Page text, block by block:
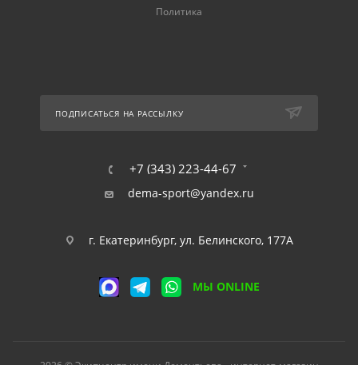
Политика
ПОДПИСАТЬСЯ НА РАССЫЛКУ
+7 (343) 223-44-67
dema-sport@yandex.ru
г. Екатеринбург, ул. Белинского, 177А
МЫ ONLINE